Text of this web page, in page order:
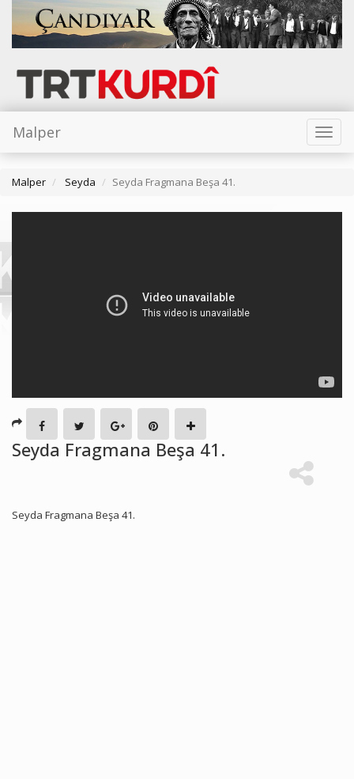
Toggle
Malper
Malper Seyda Seyda Fragmana Beşa 41.
Seyda Fragmana Beşa 41.
Seyda Fragmana Beşa 41.